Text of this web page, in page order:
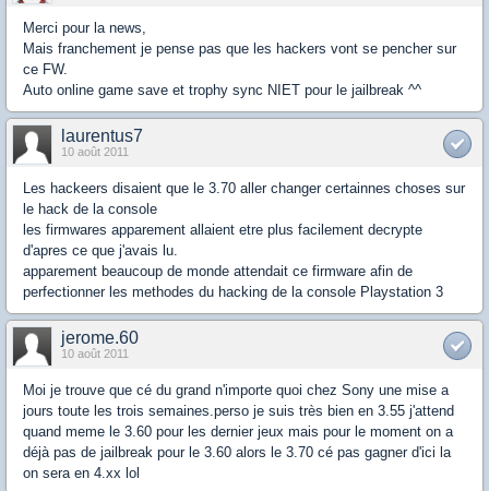
Merci pour la news,
Mais franchement je pense pas que les hackers vont se pencher sur
ce FW.
Auto online game save et trophy sync NIET pour le jailbreak ^^
laurentus7
10 août 2011
Les hackeers disaient que le 3.70 aller changer certainnes choses sur
le hack de la console
les firmwares apparement allaient etre plus facilement decrypte
d'apres ce que j'avais lu.
apparement beaucoup de monde attendait ce firmware afin de
perfectionner les methodes du hacking de la console Playstation 3
jerome.60
10 août 2011
Moi je trouve que cé du grand n'importe quoi chez Sony une mise a
jours toute les trois semaines.perso je suis très bien en 3.55 j'attend
quand meme le 3.60 pour les dernier jeux mais pour le moment on a
déjà pas de jailbreak pour le 3.60 alors le 3.70 cé pas gagner d'ici la
on sera en 4.xx lol